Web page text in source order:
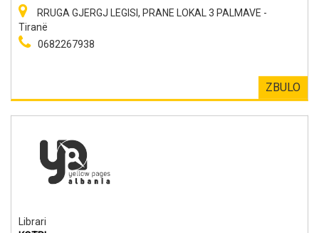
RRUGA GJERGJ LEGISI, PRANE LOKAL 3 PALMAVE -
Tiranë
0682267938
ZBULO
Librari